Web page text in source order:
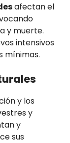
afectan el
y muerte.
intensivos
mínimas.
y los
y
y
sus